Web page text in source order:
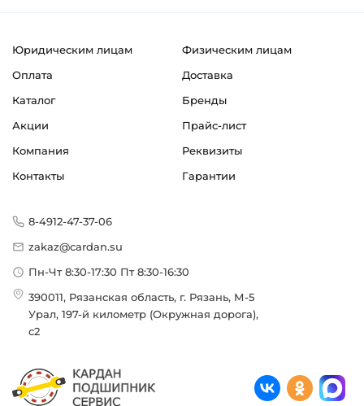
Юридическим лицам
Физическим лицам
Оплата
Доставка
Каталог
Бренды
Акции
Прайс-лист
Компания
Реквизиты
Контакты
Гарантии
8-4912-47-37-06
zakaz@cardan.su
Пн-Чт 8:30-17:30 Пт 8:30-16:30
390011, Рязанская область, г. Рязань, М-5
Урал, 197-й километр (Окружная дорога),
с2